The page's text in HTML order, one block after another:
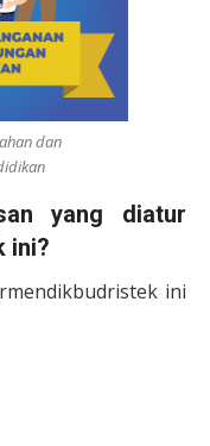
dan
yang diatur
ini?
ini